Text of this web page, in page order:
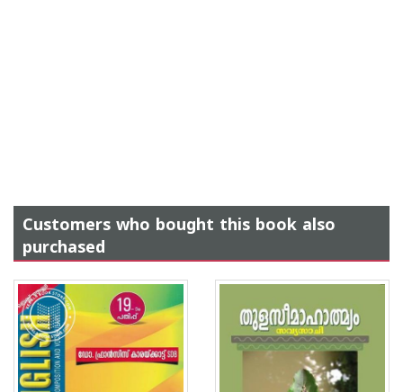
Customers who bought this book also
purchased